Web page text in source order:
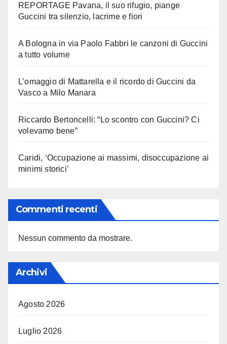
REPORTAGE Pavana, il suo rifugio, piange
Guccini tra silenzio, lacrime e fiori
A Bologna in via Paolo Fabbri le canzoni di Guccini
a tutto volume
L’omaggio di Mattarella e il ricordo di Guccini da
Vasco a Milo Manara
Riccardo Bertoncelli: “Lo scontro con Guccini? Ci
volevamo bene”
Caridi, ‘Occupazione ai massimi, disoccupazione ai
minimi storici’
Commenti recenti
Nessun commento da mostrare.
Archivi
Agosto 2026
Luglio 2026